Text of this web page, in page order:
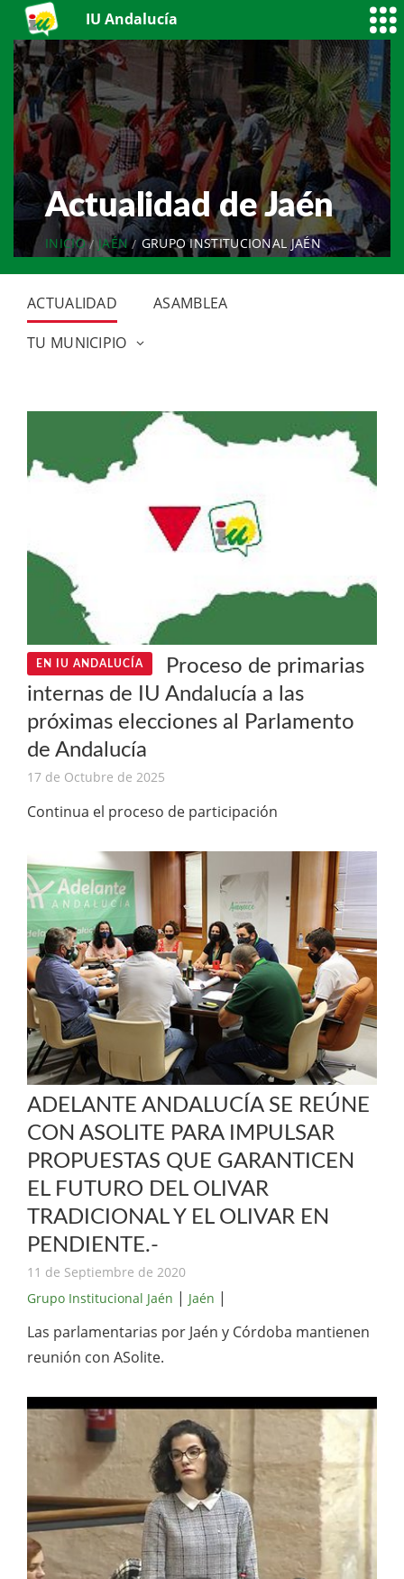
IU Andalucía
Actualidad de Jaén
INICIO JAÉN GRUPO INSTITUCIONAL JAÉN
ACTUALIDAD
ASAMBLEA
TU MUNICIPIO
EN IU ANDALUCÍA
Proceso de primarias
internas de IU Andalucía a las
próximas elecciones al Parlamento
de Andalucía
17 de Octubre de 2025
Continua el proceso de participación
ADELANTE ANDALUCÍA SE REÚNE
CON ASOLITE PARA IMPULSAR
PROPUESTAS QUE GARANTICEN
EL FUTURO DEL OLIVAR
TRADICIONAL Y EL OLIVAR EN
PENDIENTE.-
11 de Septiembre de 2020
Grupo Institucional Jaén | Jaén |
Las parlamentarias por Jaén y Córdoba mantienen
reunión con ASolite.